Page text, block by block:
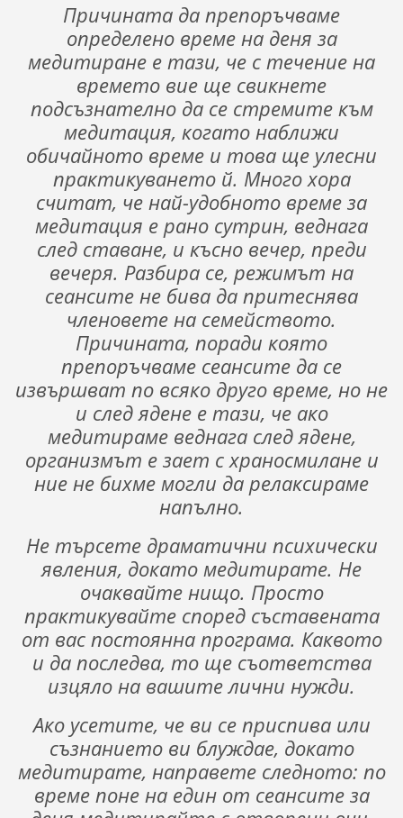
Причината да препоръчваме
определено време на деня за
медитиране е тази, че с течение на
времето вие ще свикнете
подсъзнателно да се стремите към
медитация, когато наближи
обичайното време и това ще улесни
практикуването й. Много хора
считат, че най-удобното време за
медитация е рано сутрин, веднага
след ставане, и късно вечер, преди
вечеря. Разбира се, режимът на
сеансите не бива да притеснява
членовете на семейството.
Причината, поради която
препоръчваме сеансите да се
извършват по всяко друго време, но не
и след ядене е тази, че ако
медитираме веднага след ядене,
организмът е зает с храносмилане и
ние не бихме могли да релаксираме
напълно.
Не търсете драматични психически
явления, докато медитирате. Не
очаквайте нищо. Просто
практикувайте според съставената
от вас постоянна програма. Каквото
и да последва, то ще съответства
изцяло на вашите лични нужди.
Ако усетите, че ви се приспива или
съзнанието ви блуждае, докато
медитирате, направете следното: по
време поне на един от сеансите за